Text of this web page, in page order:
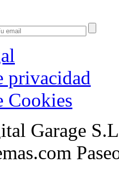
privacidad
Cookies
Garage